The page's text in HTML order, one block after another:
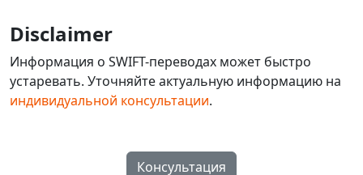
Disclaimer
Информация о SWIFT-переводах может быстро
устаревать. Уточняйте актуальную информацию на
индивидуальной консультации.
Консультация